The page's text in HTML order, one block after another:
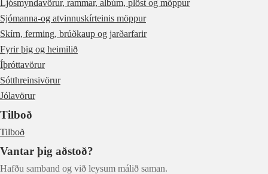
Ljósmyndavörur, rammar, albúm, plöst og möppur
Sjómanna-og atvinnuskírteinis möppur
Skírn, ferming, brúðkaup og jarðarfarir
Fyrir þig og heimilið
Íþróttavörur
Sótthreinsivörur
Jólavörur
Tilboð
Tilboð
Vantar þig aðstoð?
Hafðu samband og við leysum málið saman.